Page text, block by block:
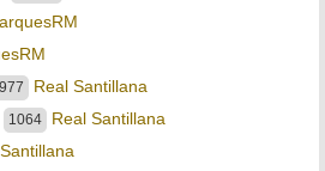
Real Santillana
1064
Real Santillana